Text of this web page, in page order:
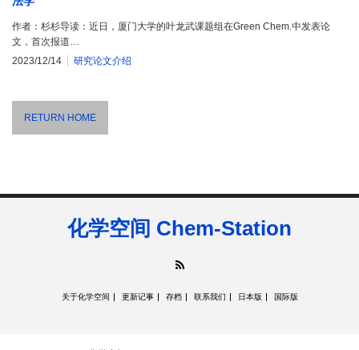
作者：杉杉导读：近日，厦门大学的叶龙武课题组在Green Chem.中发表论
文，首次报道…
2023/12/14
研究论文介绍
RETURN HOME
化学空间 Chem-Station
关于化学空间 更新记事 存档 联系我们 日本版 国际版